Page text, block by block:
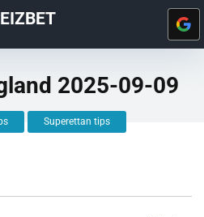
2025-09-09
Superettan tips